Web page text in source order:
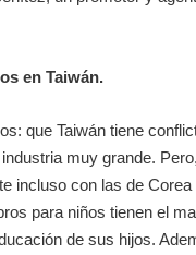
en Taiwán.
que Taiwán tiene
muy grande.
incluso con las de
para niños tienen el
de sus hijos.